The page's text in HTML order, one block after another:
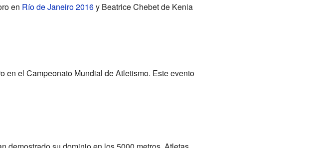
en Río de Janeiro 2016y Beatrice Chebet de Kenia
en el Campeonato Mundial de Atletismo. Este evento